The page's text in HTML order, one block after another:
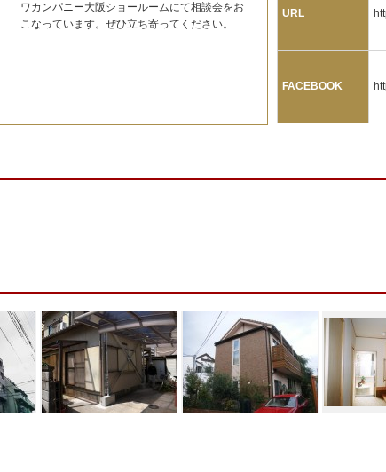
ワカンパニー大阪ショールームにて相談会をお
こなっています。ぜひ立ち寄ってください。
URL
FACEBOOK